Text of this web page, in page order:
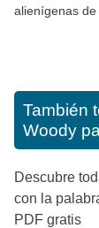
alienígenas de
También
Woody
Descubre
con la
PDF gratis